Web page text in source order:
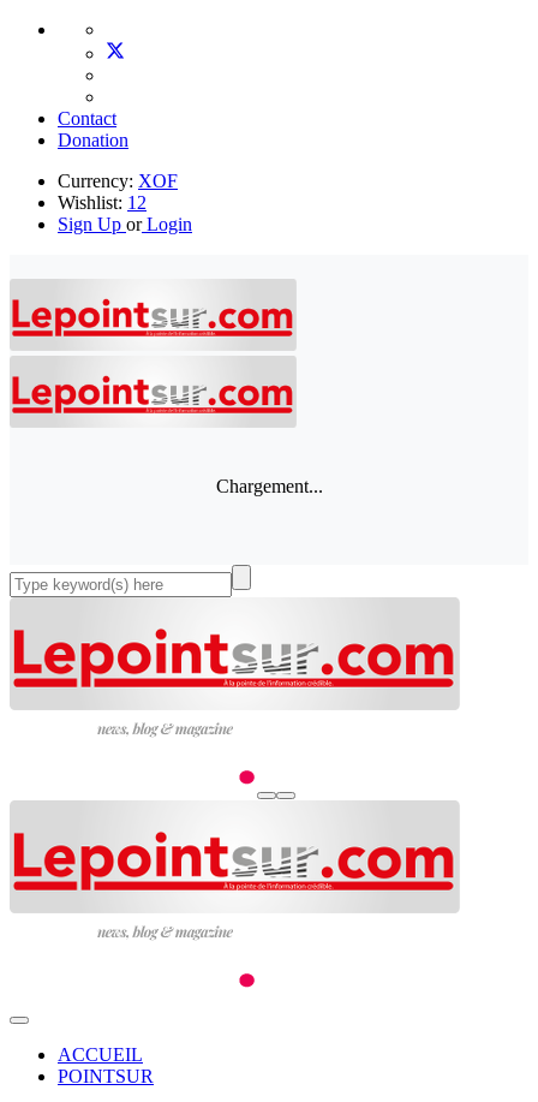
Contact
Donation
Currency: XOF
Wishlist: 12
Sign Up orLogin
Chargement...
ACCUEIL
POINTSUR